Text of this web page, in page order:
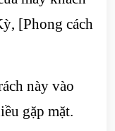
[Phong cách
này vào
gặp mặt.